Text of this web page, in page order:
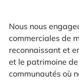
Nous nous
commerciales de
reconnaissant et
et le patrimoine
communautés où